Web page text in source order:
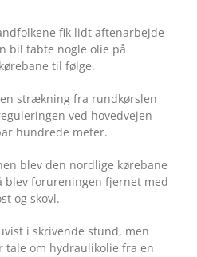
fik lidt aftenarbejde
bil tabte nogle olie på
til følge.
strækning fra rundkørslen
ved hovedvejen –
hundrede meter.
blev den nordlige kørebane
forureningen fjernet med
og skovl.
i skrivende stund, men
tale om hydraulikolie fra en